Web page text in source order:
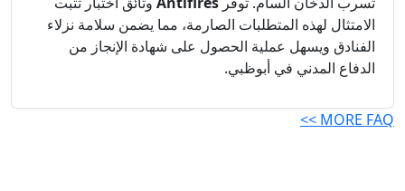
الامتثال لهذه المتطلبات الصارمة، مما يضمن سلامة نزلاء
الفنادق ويسهل عملية الحصول على شهادة الإنجاز من
الدفاع المدني في أبوظبي.
MORE FAQ >>